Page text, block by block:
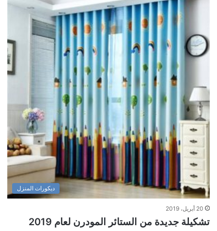
ديكورات المنزل
20 أبريل، 2019
تشكيلة جديدة من الستائر المودرن لعام 2019